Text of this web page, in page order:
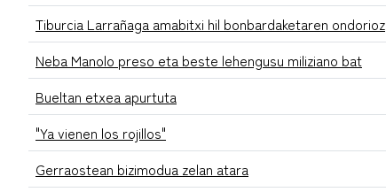
Tiburcia Larrañaga amabitxi hil bonbardaketaren ondorioz
Neba Manolo preso eta beste lehengusu miliziano bat
Bueltan etxea apurtuta
"Ya vienen los rojillos"
Gerraostean bizimodua zelan atara